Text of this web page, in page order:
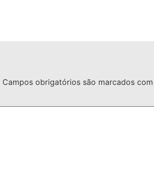
Campos obrigatórios são marcados com